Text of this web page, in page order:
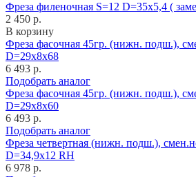
Фреза филеночная S=12 D=35x5,4 (
2 450 р.
В корзину
Фреза фасочная 45гр. (нижн. подш.),
D=29x8x68
6 493 р.
Подобрать аналог
Фреза фасочная 45гр. (нижн. подш.),
D=29x8x60
6 493 р.
Подобрать аналог
Фреза четвертная (нижн. подш.),
D=34,9x12 RH
6 978 р.